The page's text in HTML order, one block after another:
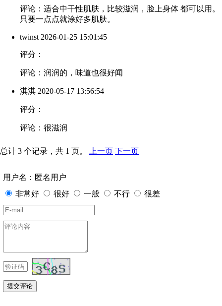
评论：适合中干性肌肤，比较滋润，脸上身体 都可以用。
只要一点点就涂好多肌肤。
twinst2026-01-25 15:01:45
评分：
评论：润润的，味道也很好闻
淇淇 2020-05-17 13:56:54
评分：
评论：很滋润
总计 3 个记录，共 1 页。 上一页 下一页
用户名：匿名用户
非常好
很好 一般 不行 很差